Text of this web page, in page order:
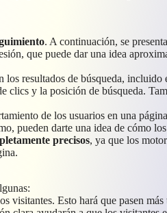
. A continuación, se
que puede dar una idea
resultados de búsqueda,
y la posición de búsqueda.
de los usuarios en una
pueden darte una idea de cómo
precisos, ya que los
visitantes. Esto hará que pasen